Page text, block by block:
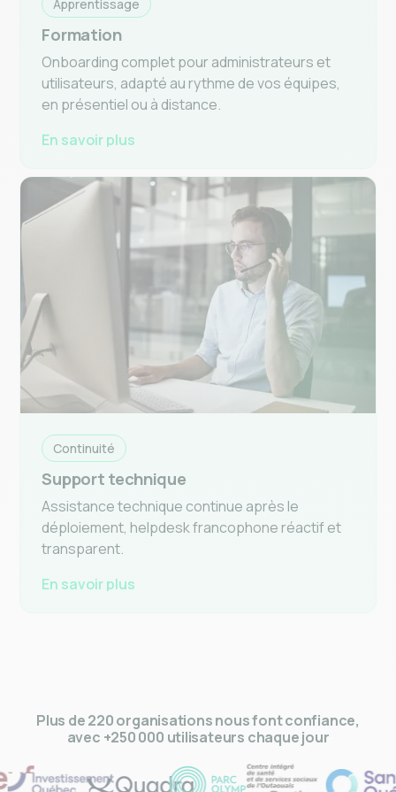
Apprentissage
Formation
Onboarding complet pour administrateurs et
utilisateurs, adapté au rythme de vos équipes,
en présentiel ou à distance.
En savoir plus
Continuité
Support technique
Assistance technique continue après le
déploiement, helpdesk francophone réactif et
transparent.
En savoir plus
Plus de 220 organisations nous font confiance,
avec +250 000 utilisateurs chaque jour